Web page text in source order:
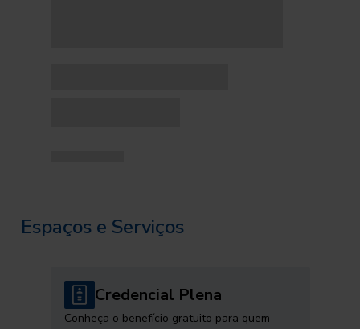
Espaços e Serviços
Credencial Plena
Conheça o benefício gratuito para quem